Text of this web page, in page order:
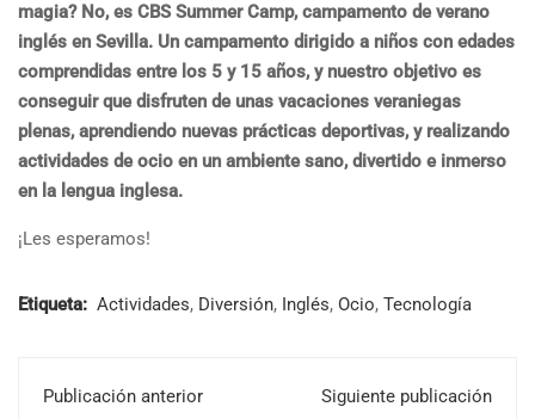
magia? No, es CBS Summer Camp, campamento de verano
inglés en Sevilla. Un campamento dirigido a niños con edades
comprendidas entre los 5 y 15 años, y nuestro objetivo es
conseguir que disfruten de unas vacaciones veraniegas
plenas, aprendiendo nuevas prácticas deportivas, y realizando
actividades de ocio en un ambiente sano, divertido e inmerso
en la lengua inglesa.
¡Les esperamos!
Etiqueta: Actividades, Diversión, Inglés, Ocio, Tecnología
Publicación anterior Siguiente publicación